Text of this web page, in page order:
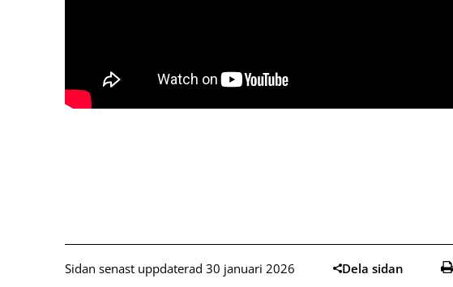
Sidan senast uppdaterad 30 januari 2026 Dela sidan